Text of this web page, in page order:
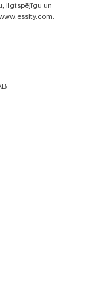
ilgtspējīgu un